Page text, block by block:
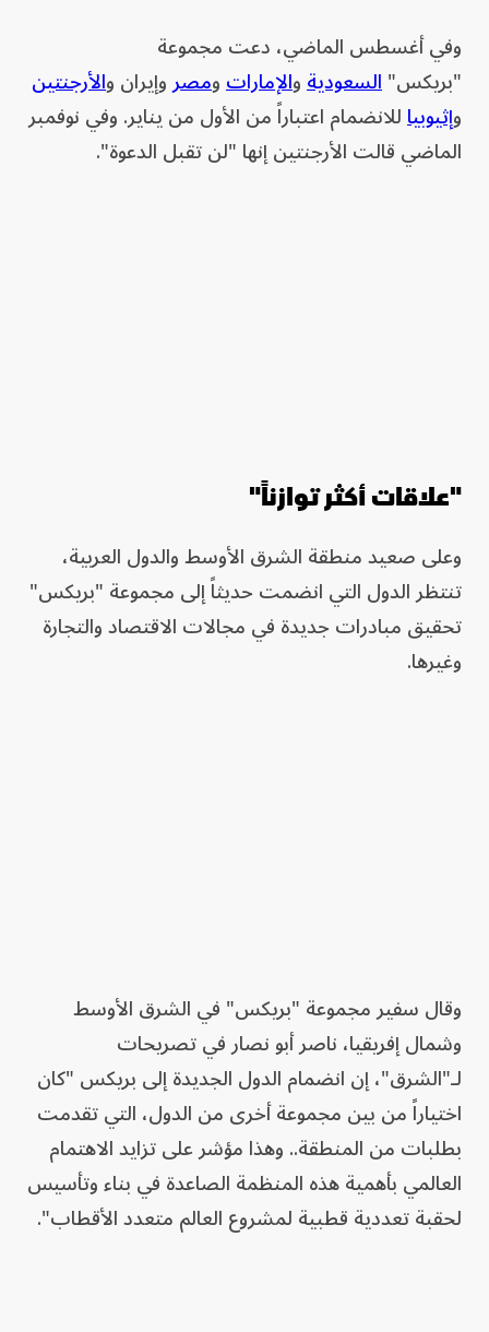
وفي أغسطس الماضي، دعت مجموعة
"بريكس"السعوديةوالإماراتومصروإيران والأرجنتين
وإثيوبياللانضمام اعتباراً من الأول من يناير. وفي نوفمبر
الماضي قالت الأرجنتين إنها "لن تقبل الدعوة".
"علاقات أكثر توازناً"
وعلى صعيد منطقة الشرق الأوسط والدول العربية،
تنتظر الدول التي انضمت حديثاً إلى مجموعة "بريكس"
تحقيق مبادرات جديدة في مجالات الاقتصاد والتجارة
وغيرها.
وقال سفير مجموعة "بريكس" في الشرق الأوسط
وشمال إفريقيا، ناصر أبو نصار في تصريحات
لـ"الشرق"، إن انضمام الدول الجديدة إلى بريكس "كان
اختياراً من بين مجموعة أخرى من الدول، التي تقدمت
بطلبات من المنطقة.. وهذا مؤشر على تزايد الاهتمام
العالمي بأهمية هذه المنظمة الصاعدة في بناء وتأسيس
لحقبة تعددية قطبية لمشروع العالم متعدد الأقطاب".